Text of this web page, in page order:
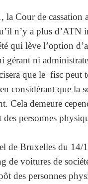
la Cour de cassation
n’y a plus d’ATN
qui lève l’option
gérant ni
que le fisc peut
considérant que la
Cela demeure
personnes
de Bruxelles du
de voitures de
des personnes